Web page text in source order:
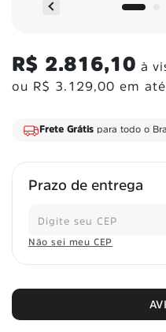
R$ 2.816,10 à
ou R$ 3.129,00 em até
Frete Grátis para todo o
Prazo de entrega
Não sei meu CEP